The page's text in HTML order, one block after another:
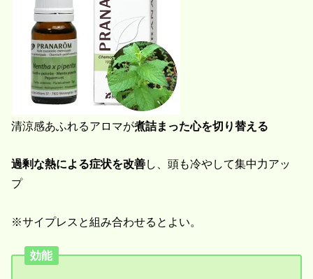
清涼感あふれるアロマが煮詰まった心を切り替える
過剰な熱による症状を改善し、頭も冷やして集中力アッ
プ
※サイプレスと組み合わせるとよい。
効能